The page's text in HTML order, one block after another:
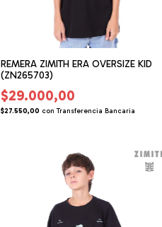
REMERA ZIMITH ERA OVERSIZE KID
(ZN265703)
$29.000,00
$27.550,00 con Transferencia Bancaria